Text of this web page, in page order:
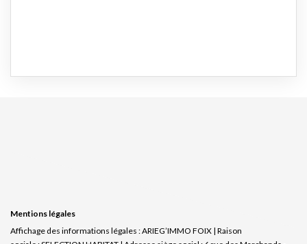
Mentions légales
Affichage des informations légales : ARIEG’IMMO FOIX | Raison